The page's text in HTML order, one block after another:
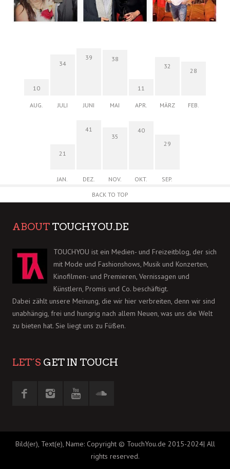
10
AUG.
34
JULI
39
JUNI
38
MAI
11
APR.
32
MÄRZ
28
FEB.
21
JAN.
41
DEZ.
35
NOV.
40
OKT.
29
SEP.
BACK TO TOP
ABOUT TOUCHYOU.DE
TOUCHYOU ist ein Medien- und Freizeitblog, der sich
mit Mode und Fashionshows, Musik und Konzerten,
Kinofilmen- und Premieren, Vernissagen und
Künstlern, Promis und Co. beschäftigt.
Dabei zählt unsere Meinung, die wir hier verbreiten, denn wir sind
unabhängig, frei und hungrig nach allem Neuen, was uns die Welt
zu bieten hat. Sie liegt uns zu Füßen.
LET´S GET IN TOUCH
Bild(er), Text(e), Name: Copyright © TouchYou.de 2015-2024| All
rights reserved.